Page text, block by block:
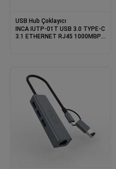
USB Hub Çoklayıcı
INCA IUTP-01T USB 3.0 TYPE-C
3.1 ETHERNET RJ45 1000MBPS